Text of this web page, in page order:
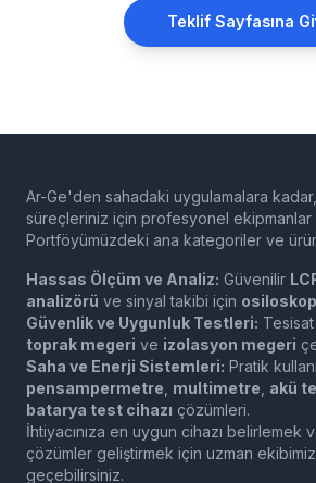
Teklif Sayfasına
Ar-Ge'den sahadaki uygulamalara
süreçleriniz için profesyonel ekipmanlar
Portföyümüzdeki ana kategoriler ve
Hassas Ölçüm ve Analiz: Güvenilir
analizörü ve sinyal takibi için osiloskop
Güvenlik ve Uygunluk Testleri:
toprak megeri ve izolasyon megeri
Saha ve Enerji Sistemleri: Pratik
pensampermetre multimetre akü
batarya test cihazı çözümleri.
İhtiyacınıza en uygun cihazı belirlemek
çözümler geliştirmek için uzman
geçebilirsiniz.